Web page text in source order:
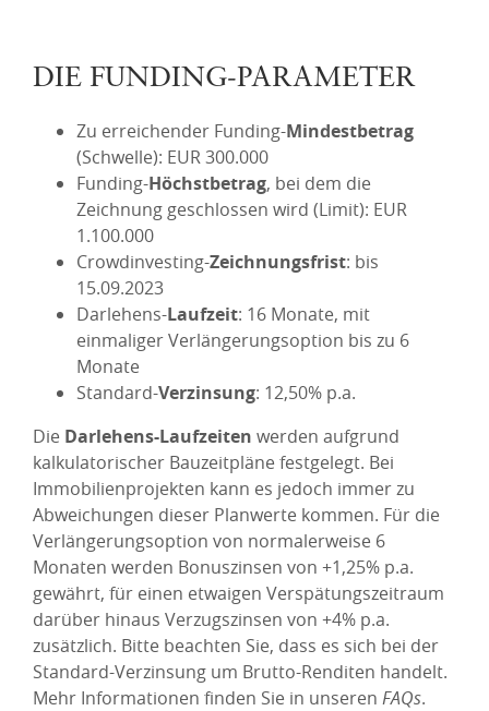
DIE FUNDING-PARAMETER
Zu erreichender Funding-Mindestbetrag
(Schwelle): EUR 300.000
Funding-Höchstbetrag, bei dem die
Zeichnung geschlossen wird (Limit): EUR
1.100.000
Crowdinvesting-Zeichnungsfrist: bis
15.09.2023
Darlehens-Laufzeit: 16 Monate, mit
einmaliger Verlängerungsoption bis zu 6
Monate
Standard-Verzinsung: 12,50% p.a.
Die Darlehens-Laufzeiten werden aufgrund
kalkulatorischer Bauzeitpläne festgelegt. Bei
Immobilienprojekten kann es jedoch immer zu
Abweichungen dieser Planwerte kommen. Für die
Verlängerungsoption von normalerweise 6
Monaten werden Bonuszinsen von +1,25% p.a.
gewährt, für einen etwaigen Verspätungszeitraum
darüber hinaus Verzugszinsen von +4% p.a.
zusätzlich. Bitte beachten Sie, dass es sich bei der
Standard-Verzinsung um Brutto-Renditen handelt.
Mehr Informationen finden Sie in unseren FAQs.